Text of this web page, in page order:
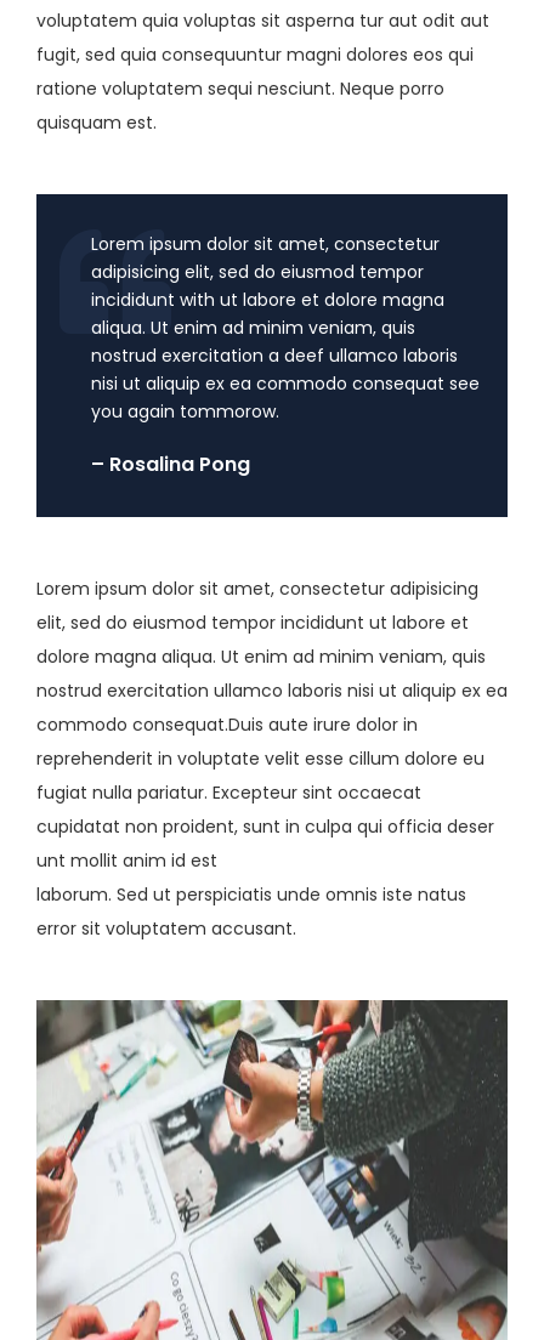
voluptatem quia voluptas sit asperna tur aut odit aut
fugit, sed quia consequuntur magni dolores eos qui
ratione voluptatem sequi nesciunt. Neque porro
quisquam est.
Lorem ipsum dolor sit amet, consectetur
adipisicing elit, sed do eiusmod tempor
incididunt with ut labore et dolore magna
aliqua. Ut enim ad minim veniam, quis
nostrud exercitation a deef ullamco laboris
nisi ut aliquip ex ea commodo consequat see
you again tommorow.
– Rosalina Pong
Lorem ipsum dolor sit amet, consectetur adipisicing
elit, sed do eiusmod tempor incididunt ut labore et
dolore magna aliqua. Ut enim ad minim veniam, quis
nostrud exercitation ullamco laboris nisi ut aliquip ex ea
commodo consequat.Duis aute irure dolor in
reprehenderit in voluptate velit esse cillum dolore eu
fugiat nulla pariatur. Excepteur sint occaecat
cupidatat non proident, sunt in culpa qui officia deser
unt mollit anim id est
laborum. Sed ut perspiciatis unde omnis iste natus
error sit voluptatem accusant.